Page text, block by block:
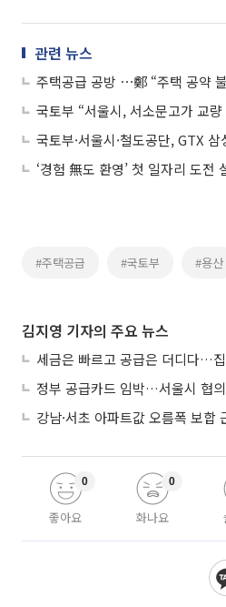
관련 뉴스
국토부 “서울시, 서소문고가 교
국토부·서울시·철도공단, GTX
‘경험 無도 환영’ 첫 일자리 도전
#주택공급 #국토부 #용산
김지영 기자의 주요 뉴스
세금은 빠르고 공급은 더디다…
좋아요
0
화나요
0